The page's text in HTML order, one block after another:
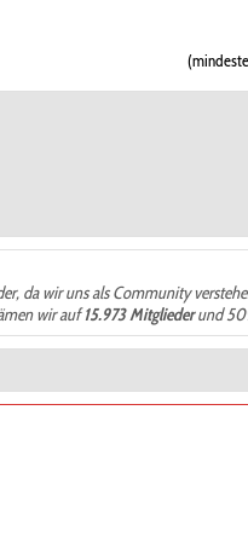
da wir uns als Community
wir auf15.973 Mitgliederund